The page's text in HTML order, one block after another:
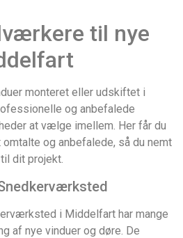
til nye
monteret eller udskiftet i
og anbefalede
at vælge imellem. Her får du
og anbefalede, så du nemt
dit projekt.
i Middelfart har mange
af nye vinduer og døre. De